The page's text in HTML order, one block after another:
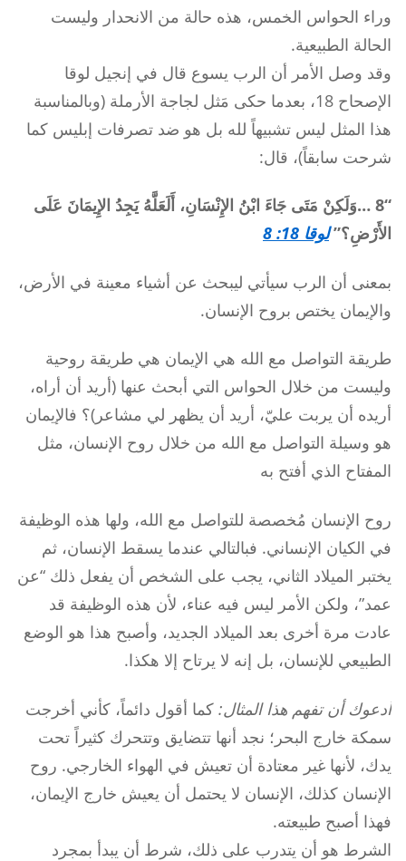
وراء الحواس الخمس، هذه حالة من الانحدار وليست
الحالة الطبيعية.
وقد وصل الأمر أن الرب يسوع قال في إنجيل لوقا
الإصحاح 18، بعدما حكى مَثل لجاجة الأرملة (وبالمناسبة
هذا المثل ليس تشبيهاً لله بل هو ضد تصرفات إبليس كما
شرحت سابقاً)، قال:
“8 …وَلَكِنْ مَتَى جَاءَ ابْنُ الإِنْسَانِ، أَلَعَلَّهُ يَجِدُ الإِيمَانَ عَلَى
الأَرْضِ؟”لوقا 18: 8
بمعنى أن الرب سيأتي ليبحث عن أشياء معينة في الأرض،
والإيمان يختص بروح الإنسان.
طريقة التواصل مع الله هي الإيمان هي طريقة روحية
وليست من خلال الحواس التي أبحث عنها (أريد أن أراه،
أريده أن يربت عليّ، أريد أن يظهر لي مشاعر)؟ فالإيمان
هو وسيلة التواصل مع الله من خلال روح الإنسان، مثل
المفتاح الذي أفتح به
روح الإنسان مُخصصة للتواصل مع الله، ولها هذه الوظيفة
في الكيان الإنساني. فبالتالي عندما يسقط الإنسان، ثم
يختبر الميلاد الثاني، يجب على الشخص أن يفعل ذلك “عن
عمد”، ولكن الأمر ليس فيه عناء، لأن هذه الوظيفة قد
عادت مرة أخرى بعد الميلاد الجديد، وأصبح هذا هو الوضع
الطبيعي للإنسان، بل إنه لا يرتاح إلا هكذا.
أدعوك أن تفهم هذا المثال: كما أقول دائماً، كأني أخرجت
سمكة خارج البحر؛ نجد أنها تتضايق وتتحرك كثيراً تحت
يدك، لأنها غير معتادة أن تعيش في الهواء الخارجي. روح
الإنسان كذلك، الإنسان لا يحتمل أن يعيش خارج الإيمان،
فهذا أصبح طبيعته.
الشرط هو أن يتدرب على ذلك، شرط أن يبدأ بمجرد